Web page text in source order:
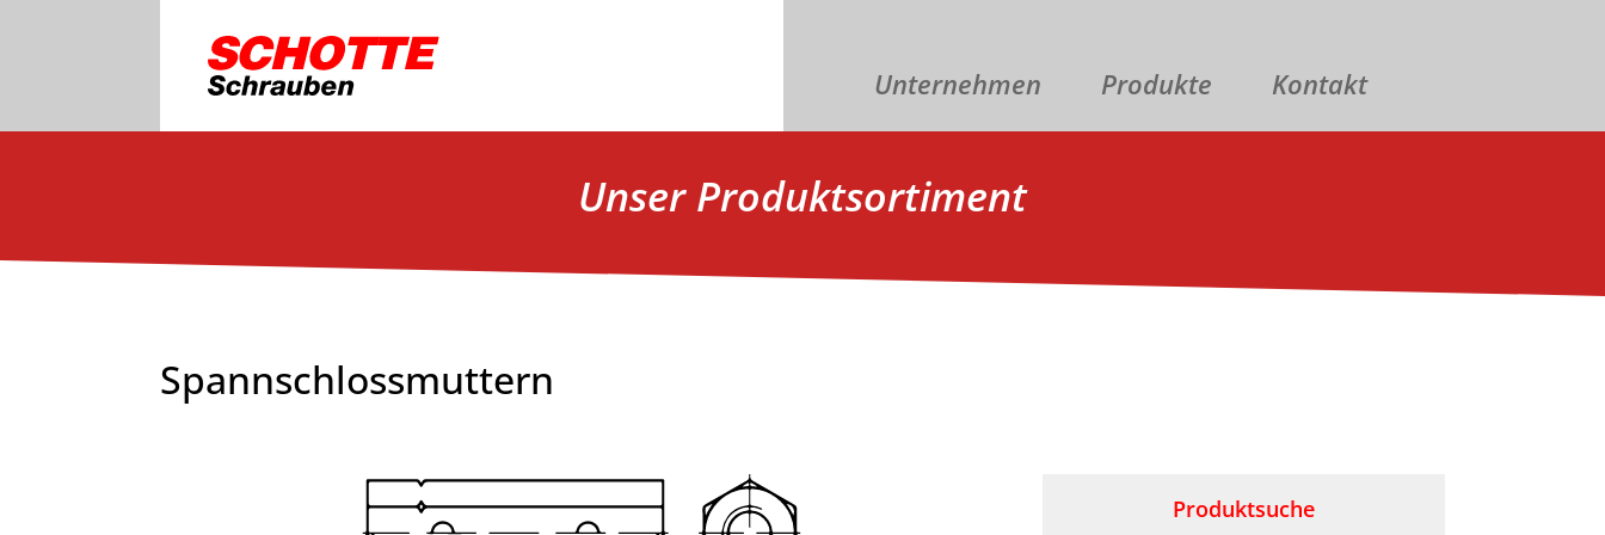
Unternehmen Produkte Kontakt
Unser Produktsortiment
Spannschlossmuttern
Produktsuche